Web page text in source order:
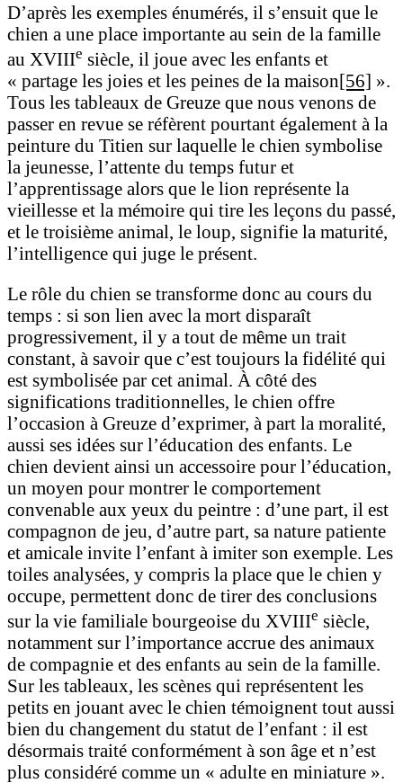
D’après les exemples énumérés, il s’ensuit que le
chien a une place importante au sein de la famille
au XVIIIe siècle, il joue avec les enfants et
« partage les joies et les peines de la maison[56] ».
Tous les tableaux de Greuze que nous venons de
passer en revue se réfèrent pourtant également à la
peinture du Titien sur laquelle le chien symbolise
la jeunesse, l’attente du temps futur et
l’apprentissage alors que le lion représente la
vieillesse et la mémoire qui tire les leçons du passé,
et le troisième animal, le loup, signifie la maturité,
l’intelligence qui juge le présent.
Le rôle du chien se transforme donc au cours du
temps : si son lien avec la mort disparaît
progressivement, il y a tout de même un trait
constant, à savoir que c’est toujours la fidélité qui
est symbolisée par cet animal. À côté des
significations traditionnelles, le chien offre
l’occasion à Greuze d’exprimer, à part la moralité,
aussi ses idées sur l’éducation des enfants. Le
chien devient ainsi un accessoire pour l’éducation,
un moyen pour montrer le comportement
convenable aux yeux du peintre : d’une part, il est
compagnon de jeu, d’autre part, sa nature patiente
et amicale invite l’enfant à imiter son exemple. Les
toiles analysées, y compris la place que le chien y
occupe, permettent donc de tirer des conclusions
sur la vie familiale bourgeoise du XVIIIe siècle,
notamment sur l’importance accrue des animaux
de compagnie et des enfants au sein de la famille.
Sur les tableaux, les scènes qui représentent les
petits en jouant avec le chien témoignent tout aussi
bien du changement du statut de l’enfant : il est
désormais traité conformément à son âge et n’est
plus considéré comme un « adulte en miniature ».